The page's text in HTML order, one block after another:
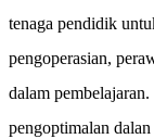
tenaga pendidik
pengoperasian,
dalam
pengoptimalan